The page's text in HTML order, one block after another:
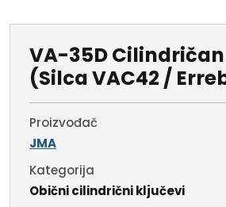
VA-35D
(Silca VAC42 /
Proizvođač
JMA
Kategorija
Obični cilindrični ključevi